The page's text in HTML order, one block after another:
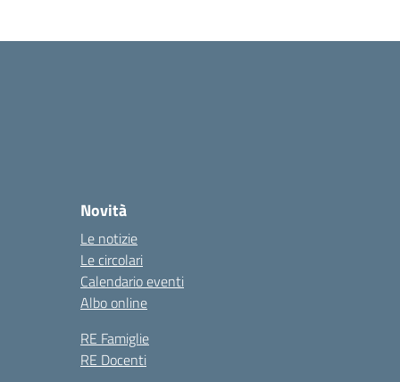
Novità
Le notizie
Le circolari
Calendario eventi
Albo online
RE Famiglie
RE Docenti